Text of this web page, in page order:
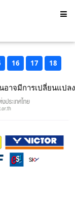
16 17 18
อาจมีการเปลี่ยนแปลง